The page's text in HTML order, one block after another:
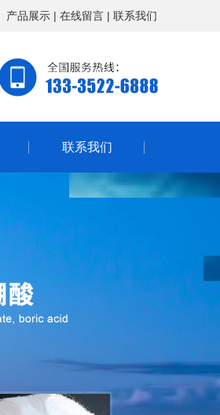
产品展示 | 在线留言 | 联系我们
联系我们